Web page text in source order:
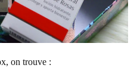
on trouve :